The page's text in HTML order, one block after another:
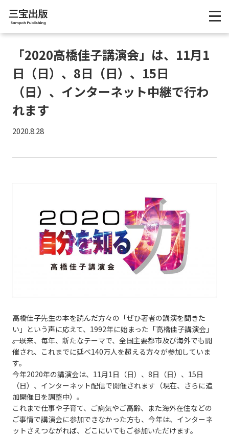
「2020高橋佳子講演会」は、11月1
日（日）、8日（日）、15日
（日）、インターネット中継で行わ
れます
2020.8.28
高橋佳子先生の本を読んだ方々の「ぜひ著者の講演を聞きた
い」という声に応えて、1992年に始まった「高橋佳子講演会」
――。以来、毎年、新たなテーマで、全国主要都市及び海外でも開
催され、これまでに延べ140万人を超える方々が参加していま
す。
今年2020年の講演会は、11月1日（日）、8日（日）、15日
（日）、インターネット配信で開催されます（現在、さらに追
加開催日を調整中）。
これまで仕事や子育て、ご病気やご高齢、また海外在住などの
ご事情で講演会に参加できなかった方も、今年は、インターネ
ットさえつながれば、どこにいてもご参加いただけます。